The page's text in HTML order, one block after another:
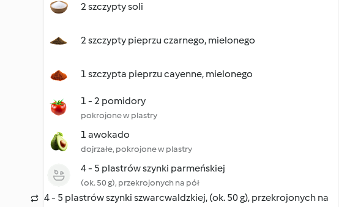
2 szczypty soli
2 szczypty pieprzu czarnego, mielonego
1 szczypta pieprzu cayenne, mielonego
1 - 2 pomidory
pokrojone w plastry
1 awokado
dojrzałe, pokrojone w plastry
4 - 5 plastrów szynki parmeńskiej
(ok. 50 g), przekrojonych na pół
4 - 5 plastrów szynki szwarcwaldzkiej, (ok. 50 g), przekrojonych na